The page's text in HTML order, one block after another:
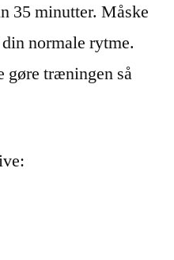
35 minutter. Måske
normale rytme.
gøre træningen så